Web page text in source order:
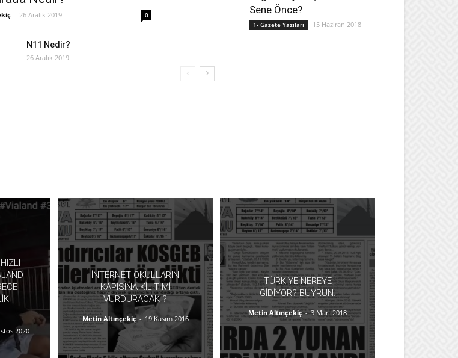
- 26 Aralık 2019 0
N11 Nedir?
26 Aralık 2019
Sene Önce?
1- Gazete Yazıları 15 Haziran 2018
2020
İNTERNET OKULLARIN
KAPISINA KILIT MI
VURDURACAK ?
Metin Altınçekiç - 19 Kasım 2016
TÜRKIYE NEREYE
GIDIYOR? BUYRUN.
Metin Altınçekiç - 3 Mart 2018